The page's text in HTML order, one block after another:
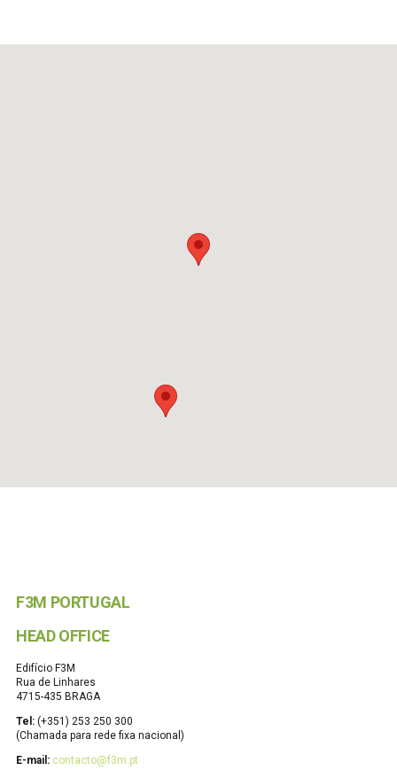
F3M PORTUGAL
HEAD OFFICE
Edifício F3M
Rua de Linhares
4715-435 BRAGA
Tel: (+351) 253 250 300
(Chamada para rede fixa nacional)
E-mail: contacto@f3m.pt